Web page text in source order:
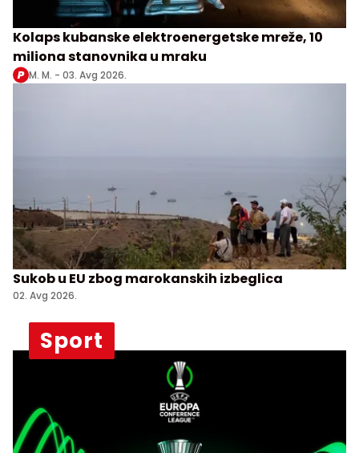
Kolaps kubanske elektroenergetske mreže, 10
miliona stanovnika u mraku
M. M. - 03. Avg 2026.
Sukob u EU zbog marokanskih izbeglica
02. Avg 2026.
Sport